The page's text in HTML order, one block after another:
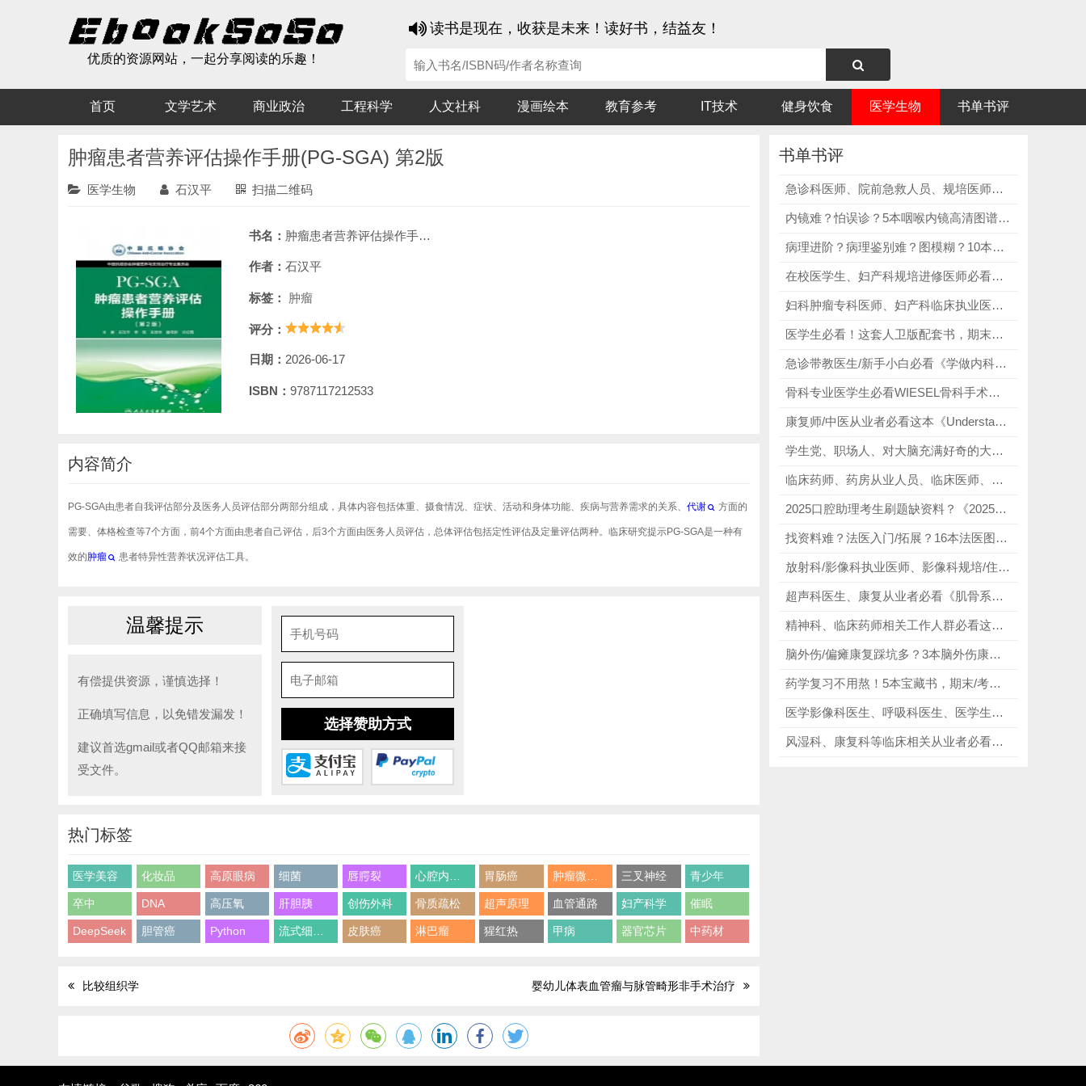
优质的资源网站，一起分享阅读的乐趣！
读书是现在，收获是未来！读好书，结益友！
首页 文学艺术 商业政治 工程科学 人文社科 漫画绘本 教育参考 IT技术 健身饮食 医学生物 书单书评
肿瘤患者营养评估操作手册(PG-SGA) 第2版
医学生物 石汉平 扫描二维码
书名： 肿瘤患者营养评估操作手册(PG-SGA) 第2版
作者： 石汉平
标签： 肿瘤
评分：
日期： 2026-06-17
ISBN： 9787117212533
内容简介
PG-SGA由患者自我评估部分及医务人员评估部分两部分组成，具体内容包括体重、摄食情况、症状、活动和身体功能、疾病与营养需求的关系、 代谢 方面的
需要、体格检查等7个方面，前4个方面由患者自己评估，后3个方面由医务人员评估，总体评估包括定性评估及定量评估两种。临床研究提示PG-SGA是一种有
效的肿瘤 患者特异性营养状况评估工具。
温馨提示
有偿提供资源，谨慎选择！
正确填写信息，以免错发漏发！
建议首选gmail或者QQ邮箱来接
受文件。
选择赞助方式
热门标签
医学美容 化妆品 高原眼病 细菌 唇腭裂 胃肠癌 三叉神经 青少年
卒中 DNA 高压氧 肝胆胰 创伤外科 骨质疏松 超声原理 血管通路 妇产科学 催眠
DeepSeek 胆管癌 Python 皮肤癌 淋巴瘤 猩红热 甲病 器官芯片 中药材
比较组织学 婴幼儿体表血管瘤与脉管畸形非手术治疗
书单书评
急诊科医师、院前急救人员、规培医师、医学生、急救培训师必看院前急救第11版，规范急救流程、掌握应急处置技巧！
内镜难？怕误诊？5本咽喉内镜高清图谱， 精准破解咽喉内镜病变识别难、误诊漏诊、操作无头绪核心痛点！
病理进阶？病理鉴别难？图模糊？10本临床病理鉴别诊断神书，精准破解病理鉴别模糊、诊断无思路、病理图不清、资料零散核心痛点！
在校医学生、妇产科规培进修医师必看《Beckmann and Ling's Obstetrics and Gynecology｜第8版 全新改版》，攻克妇产轮转，备战医学标准化考试！
妇科肿瘤专科医师、妇产科临床执业医师必看《妇科肿瘤学原理与实践手册｜第3版》，完善肿瘤体系，规范妇科疾病诊疗！
医学生必看！这套人卫版配套书，期末不挂科、考研稳上岸！
急诊带教医生/新手小白必看《学做内科急诊医生》（基础篇+实战篇），详细拆解急诊的核心逻辑，搭配89个急症病例+40个急诊事例，全方位适配急诊复杂场景！
骨科专业医学生必看WIESEL骨科手术学全9册，涵盖骨科临床所有高频领域，针对性讲解实操技巧！
康复师/中医从业者必看这本《Understanding Human Anatomy and Pathology》，重点学习肌肉骨骼&神经系统，理解运动损伤机制，助力临床实操！
学生党、职场人、对大脑充满好奇的大众必看《大脑笔记》，将复杂的大脑解剖图转化为可填涂的画面，无需专业绘画基础，随便涂涂就能出效果！
临床药师、药房从业人员、临床医师、药学研究生、医学生必看《古德曼-吉尔曼治疗学药理学基础第14版》，精准医疗导向，实用性强！
2025口腔助理考生刷题缺资料？《2025口腔执业助理医师资格考试医学综合指导用书》《试题金典》《模拟题》《冲刺模拟》，从基础到冲刺、从考点到刷题，全流程无死角覆盖！
找资料难？法医入门/拓展？16本法医图鉴合集，精准破解法医入门无系统资料、案例稀缺、图谱模糊、资料零散核心痛点！
放射科/影像科执业医师、影像科规培/住院医师必看《Musculoskeletal MRI》，零基础搭建骨肌影像标准化知识体系！
超声科医生、康复从业者必看《肌骨系统超声断层解剖图谱》，覆盖肌肉、肌腱、韧带、神经等核心结构，完美还原肌骨系统的解剖细节！
精神科、临床药师相关工作人群必看这本精神科常用药品超说明书用药指导，详细介绍抗精神病药、抗抑郁药、镇静催眠抗焦虑药及其他精神药物的超说明书用法，覆盖临床常用品类！
脑外伤/偏瘫康复踩坑多？3本脑外伤康复神书，精准破解康复无思路、训练无方向、方案难构建三大难题！
药学复习不用熬！5本宝藏书，期末/考研/学位考躺赢上岸！
医学影像科医生、呼吸科医生、医学生必看肺部高分辨率CT（第2版），提升读片精度、培养诊断思维！
风湿科、康复科等临床相关从业者必看《实用骨科影像学 第7版》，涉及各类骨科疾病的影像特征、诊断鉴别、设备应用等多个维度！